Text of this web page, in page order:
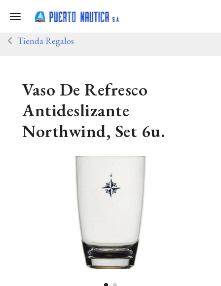
Toggle navigation
Tienda Regalos
Vaso De Refresco
Antideslizante
Northwind, Set 6u.